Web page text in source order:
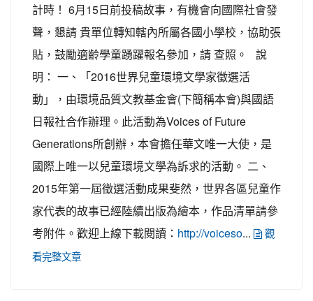
計時！ 6月15日前投稿故事，有機會向國際社會發
聲，懇請 貴單位轉知轄內所屬各國小學校，協助張
貼，鼓勵適齡學童踴躍報名參加，請 查照。 說
明： 一、「2016世界兒童環境文學家徵選活
動」，由環境品質文教基金會(下簡稱本會)與國語
日報社合作辦理。此活動為Voices of Future
Generations所創辦，本會擔任華文唯一大使，是
國際上唯一以兒童環境文學為訴求的活動。 二、
2015年第一屆徵選活動成果斐然，世界各區兒童作
家代表的故事已經陸續出版為繪本，作品清單請參
考附件。歡迎上線下載閱讀： http://voiceso... 觀
看完整文章